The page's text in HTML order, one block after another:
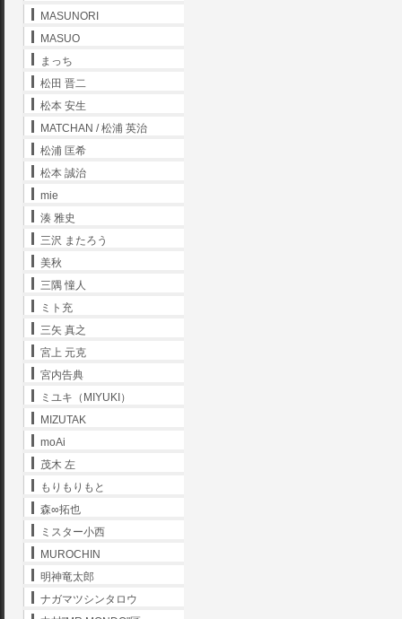
MASUNORI
MASUO
まっち
松田 晋二
松本 安生
MATCHAN / 松浦 英治
松浦 匡希
松本 誠治
mie
湊 雅史
三沢 またろう
美秋
三隅 憧人
ミト充
三矢 真之
宮上 元克
宮内告典
ミユキ（MIYUKI）
MIZUTAK
moAi
茂木 左
もりもりもと
森∞拓也
ミスター小西
MUROCHIN
明神竜太郎
ナガマツシンタロウ